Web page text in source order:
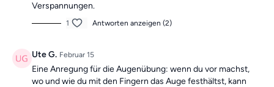
Verspannungen.
1 Antworten anzeigen (2)
Ute G. Februar 15
Eine Anregung für die Augenübung: wenn du vor machst,
wo und wie du mit den Fingern das Auge festhältst, kann